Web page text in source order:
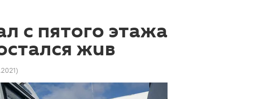
с пятого этажа
жив
)